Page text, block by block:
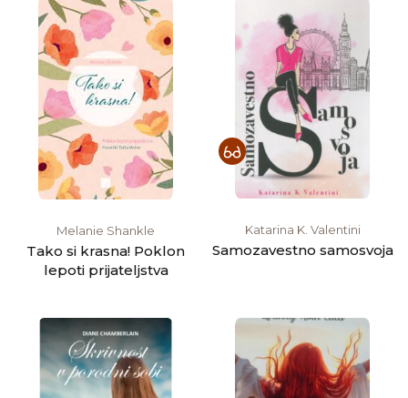
Melanie Shankle
Tako si krasna! Poklon
lepoti prijateljstva
Katarina K. Valentini
Samozavestno samosvoja